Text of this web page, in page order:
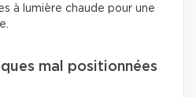
à lumière chaude pour une
mal positionnées